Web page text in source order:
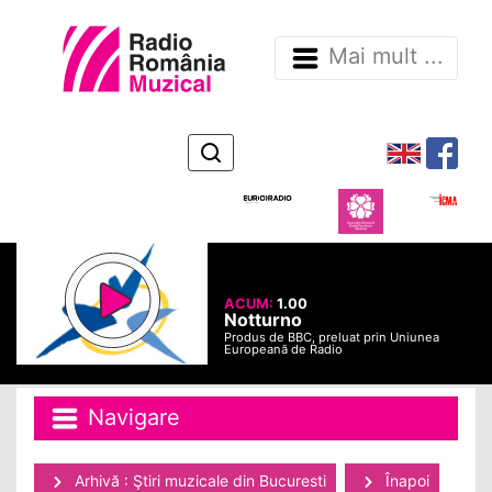
Mai mult ...
ACUM:1.00
Notturno
Produs de BBC, preluat prin Uniunea
Europeană de Radio
Navigare
Arhivă : Ştiri muzicale din Bucuresti Înapoi